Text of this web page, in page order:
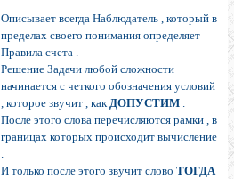
Описывает всегда Наблюдатель , который в
пределах своего понимания определяет
Правила счета .
Решение Задачи любой сложности
начинается с четкого обозначения условий
, которое звучит , какДОПУСТИМ .
После этого слова перечисляются рамки , в
границах которых происходит вычисление
.
И только после этого звучит слово ТОГДА